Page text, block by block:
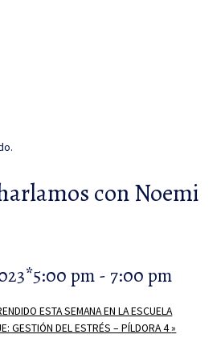
con Noemi
pm- 7:00 pm
ESTA SEMANA EN LA ESCUELA
GESTIÓN DEL ESTRÉS – PÍLDORA 4»